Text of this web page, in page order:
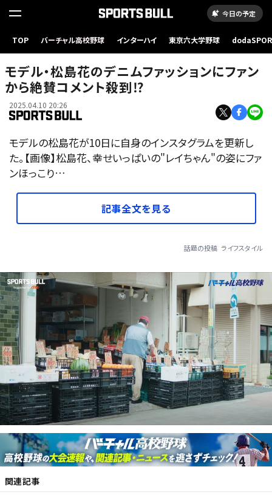
今日の予定
TOP バーチャル高校野球 インターハイ 東京六大学野球
モデル・松島花のデニムファッションにファン
から絶賛コメント殺到⁉
2025.04.10 20:26
モデルの松島花が10日に自身のインスタグラムを更新し
た。【画像】松島花、幸せいっぱいの"レイちゃん"の姿にファ
ンほっこり…
記事全文を見る
話題の投稿 ライフスタイル
関連記事